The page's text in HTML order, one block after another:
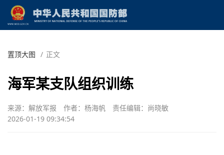
置顶大图 / 正文
海军某支队组织训练
来源：解放军报 作者：杨海帆
责任编辑：尚晓敏
2026-01-19 09:34:54